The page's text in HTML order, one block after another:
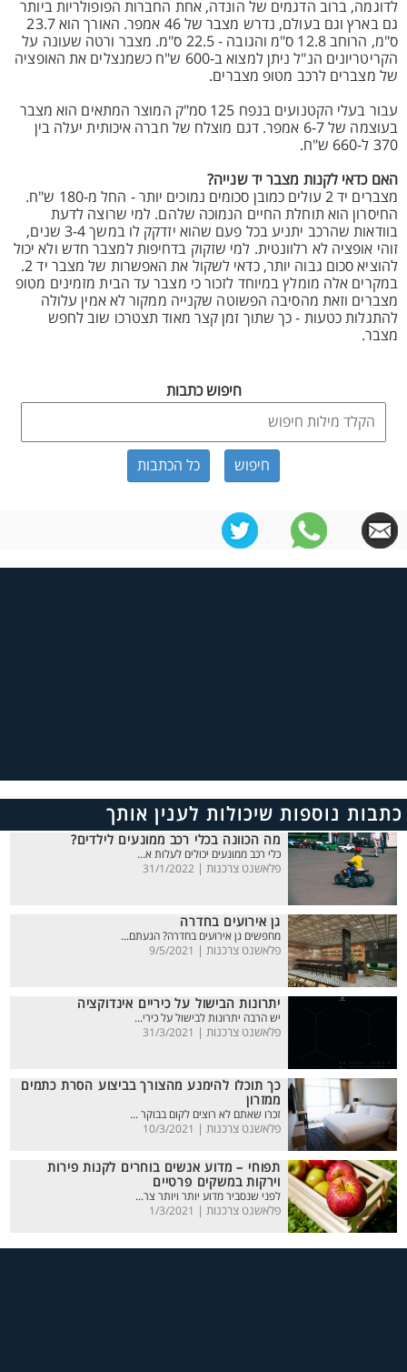
לדוגמה, ברוב הדגמים של הונדה, אחת החברות הפופולריות ביותר
גם בארץ וגם בעולם, נדרש מצבר של 46 אמפר. האורך הוא 23.7
ס"מ, הרוחב 12.8 ס"מ והגובה - 22.5 ס"מ. מצבר ורטה שעונה על
הקריטריונים הנ"ל ניתן למצוא ב-600 ש"ח כשמנצלים את האופציה
של מצברים לרכב מטופ מצברים.
עבור בעלי הקטנועים בנפח 125 סמ"ק המוצר המתאים הוא מצבר
בעוצמה של 6-7 אמפר. דגם מוצלח של חברה איכותית יעלה בין
370 ל-660 ש"ח.
האם כדאי לקנות מצבר יד שנייה?
מצברים יד 2 עולים כמובן סכומים נמוכים יותר - החל מ-180 ש"ח.
החיסרון הוא תוחלת החיים הנמוכה שלהם. למי שרוצה לדעת
בוודאות שהרכב יתניע בכל פעם שהוא יזדקק לו במשך 3-4 שנים,
זוהי אופציה לא רלוונטית. למי שזקוק בדחיפות למצבר חדש ולא יכול
להוציא סכום גבוה יותר, כדאי לשקול את האפשרות של מצבר יד 2.
במקרים אלה מומלץ במיוחד לזכור כי מצבר עד הבית מזמינים מטופ
מצברים וזאת מהסיבה הפשוטה שקנייה ממקור לא אמין עלולה
להתגלות כטעות - כך שתוך זמן קצר מאוד תצטרכו שוב לחפש
מצבר.
חיפוש כתבות
כל הכתבות
כתבות נוספות שיכולות לענין אותך
מה הכוונה בכלי רכב ממונעים לילדים?
כלי רכב ממונעים יכולים לעלות א...
פלאשנט צרכנות | 31/1/2022
גן אירועים בחדרה
מחפשים גן אירועים בחדרה? הגעתם...
פלאשנט צרכנות | 9/5/2021
יתרונות הבישול על כיריים אינדוקציה
יש הרבה יתרונות לבישול על כירי...
פלאשנט צרכנות | 31/3/2021
כך תוכלו להימנע מהצורך בביצוע הסרת כתמים
ממזרון
זכרו שאתם לא רוצים לקום בבוקר ...
פלאשנט צרכנות | 10/3/2021
תפוחי – מדוע אנשים בוחרים לקנות פירות
וירקות במשקים פרטיים
לפני שנסביר מדוע יותר ויותר צר...
פלאשנט צרכנות | 1/3/2021